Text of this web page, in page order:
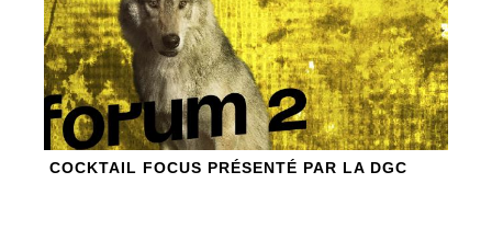
COCKTAIL FOCUS PRÉSENTÉ PAR LA DGC